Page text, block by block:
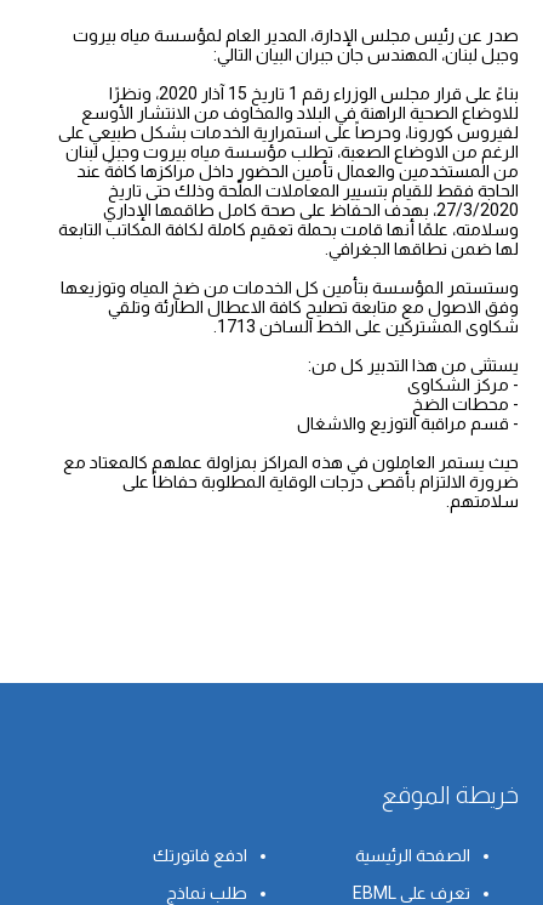
صدر عن رئيس مجلس الإدارة، المدير العام لمؤسسة مياه بيروت
وجبل لبنان، المهندس جان جبران البيان التالي:
بناءً على قرار مجلس الوزراء رقم 1 تاريخ 15 آذار 2020، ونظرًا
للاوضاع الصحية الراهنة في البلاد والمخاوف من الانتشار الأوسع
لفيروس كورونا، وحرصاً على استمرارية الخدمات بشكل طبيعي على
الرغم من الاوضاع الصعبة، تطلب مؤسسة مياه بيروت وجبل لبنان
من المستخدمين والعمال تأمين الحضور داخل مراكزها كافةً عند
الحاجة فقط للقيام بتسيير المعاملات الملّحة وذلك حتى تاريخ
27/3/2020، بهدف الحفاظ على صحة كامل طاقمها الإداري
وسلامته، علمًا أنها قامت بحملة تعقيم كاملة لكافة المكاتب التابعة
لها ضمن نطاقها الجغرافي.
وستستمر المؤسسة بتأمين كل الخدمات من ضخ المياه وتوزيعها
وفق الاصول مع متابعة تصليح كافة الاعطال الطارئة وتلقي
شكاوى المشتركين على الخط الساخن 1713.
يستثنى من هذا التدبير كل من:
- مركز الشكاوى
- محطات الضخ
- قسم مراقبة التوزيع والاشغال
حيث يستمر العاملون في هذه المراكز بمزاولة عملهم كالمعتاد مع
ضرورة الالتزام بأقصى درجات الوقاية المطلوبة حفاظاً على
سلامتهم.
خريطة الموقع
الصفحة الرئيسية
ادفع فاتورتك
تعرف على EBML
طلب نماذج